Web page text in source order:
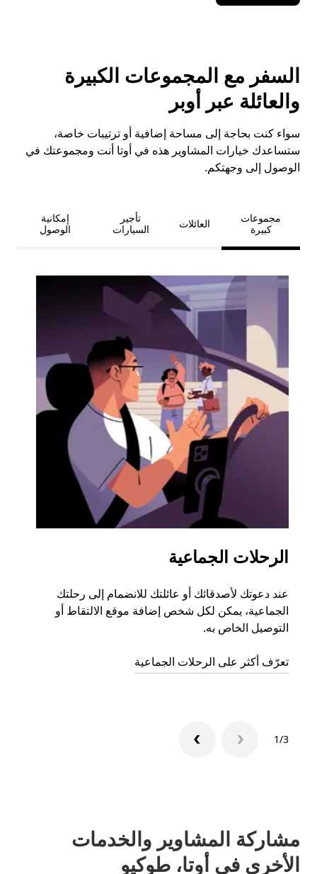
السفر مع المجموعات الكبيرة
والعائلة عبر أوبر
سواء كنت بحاجة إلى مساحة إضافية أو ترتيبات خاصة،
ستساعدك خيارات المشاوير هذه في أوتا أنت ومجموعتك في
الوصول إلى وجهتكم.
مجموعات
كبيرة
العائلات
تأجير
السيارات
إمكانية
الوصول
الرحلات الجماعية
عند دعوتك لأصدقائك أو عائلتك للانضمام إلى رحلتك
الجماعية، يمكن لكل شخص إضافة موقع الالتقاط أو
التوصيل الخاص به.
تعرّف أكثر على الرحلات الجماعية
1/3
مشاركة المشاوير والخدمات
الأخرى في أوتا، طوكيو